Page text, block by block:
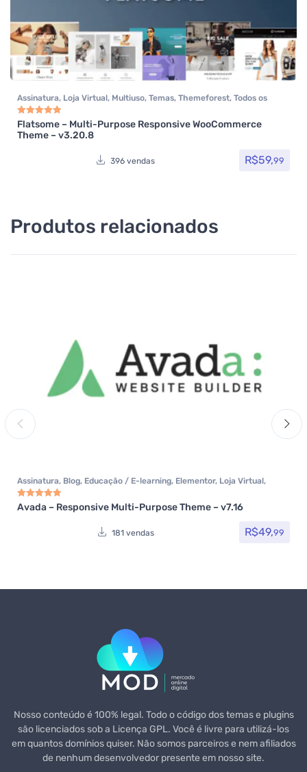
Assinatura, Loja Virtual, Multiuso, Temas, Themeforest, Todos os
itens, Woocommerce
Avaliação 5.00de 5
Flatsome – Multi-Purpose Responsive WooCommerce
Theme – v3.20.8
396 vendas R$59,99
Produtos relacionados
Assinatura, Blog, Educação / E-learning, Elementor, Loja Virtual,
MarketPlace
Todos os itens, Woocommerce
de 5
Avada – Responsive Multi-Purpose Theme – v7.16
181 vendas R$49,99
Nosso conteúdo é 100% legal. Todo o código dos temas e plugins
são licenciados sob a Licença GPL. Você é livre para utilizá-los
em quantos domínios quiser. Não somos parceiros e nem afiliados
de nenhum desenvolvedor presente em nosso site.